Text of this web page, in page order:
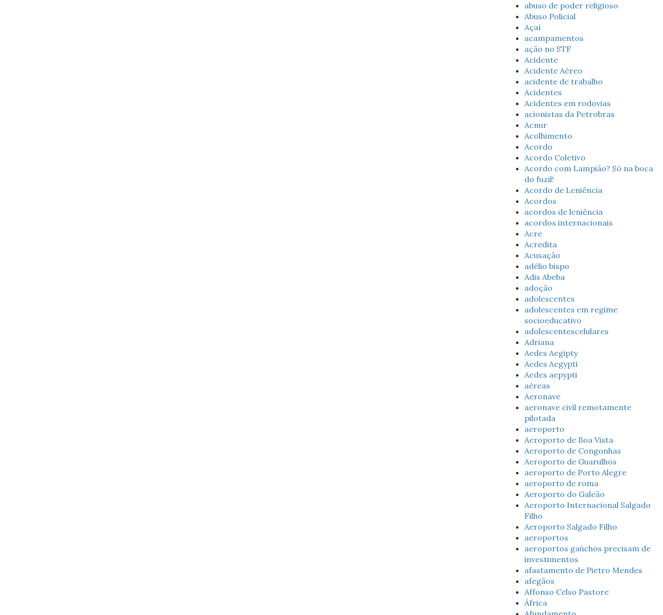
abuso de poder religioso
Abuso Policial
Açaí
acampamentos
ação no STF
Acidente
Acidente Aéreo
acidente de trabalho
Acidentes
Acidentes em rodovias
acionistas da Petrobras
Acnur
Acolhimento
Acordo
Acordo Coletivo
Acordo com Lampião? Só na boca
do fuzil!
Acordo de Leniência
Acordos
acordos de leniência
acordos internacionais
Acre
Acredita
Acusação
adélio bispo
Adis Abeba
adoção
adolescentes
adolescentes em regime
socioeducativo
adolescentescelulares
Adriana
Aedes Aegipty
Aedes Aegypti
Aedes aepypti
aéreas
Aeronave
aeronave civil remotamente
pilotada
aeroporto
Aeroporto de Boa Vista
Aeroporto de Congonhas
Aeroporto de Guarulhos
aeroporto de Porto Alegre
aeroporto de roma
Aeroporto do Galeão
Aeroporto Internacional Salgado
Filho
Aeroporto Salgado Filho
aeroportos
aeroportos gaúchos precisam de
investimentos
afastamento de Pietro Mendes
afegãos
Affonso Celso Pastore
África